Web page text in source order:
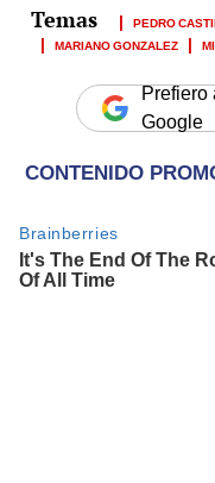
PEDRO
MARIANO GONZALEZ
Prefiero
Google